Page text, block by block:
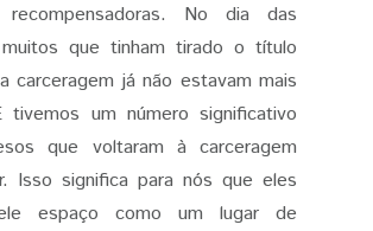
No dia das
que tinham tirado o título
carceragem já não estavam mais
tivemos um número significativo
que voltaram à carceragem
Isso significa para nós que eles
espaço como um lugar de